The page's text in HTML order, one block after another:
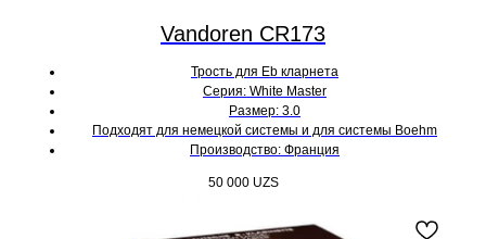
Vandoren CR173
Трость для Eb кларнета
Серия: White Master
Размер: 3.0
Подходят для немецкой системы и для системы Boehm
Производство: Франция
50 000 UZS